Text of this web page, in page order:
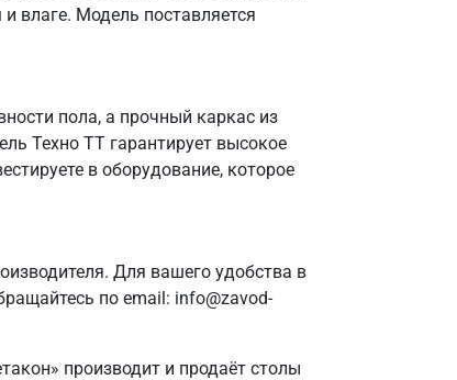
влаге. Модель поставляется
пола, а прочный каркас из
Техно ТТ гарантирует высокое
в оборудование, которое
Для вашего удобства в
по email: info@zavod-
производит и продаёт столы